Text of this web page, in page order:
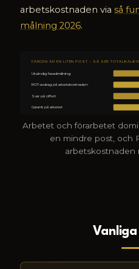
arbetskostnaden via så
målning 2026.
FÄRGEN ÄR EN LITEN POST – SÅ SER
Utvändig fasadmålning
ROT-avdrag på arbetskostnaden
Svar på offert
Garanti på arbetet
Arbetet och förarbetet
en mindre post, och
arbetskostnaden